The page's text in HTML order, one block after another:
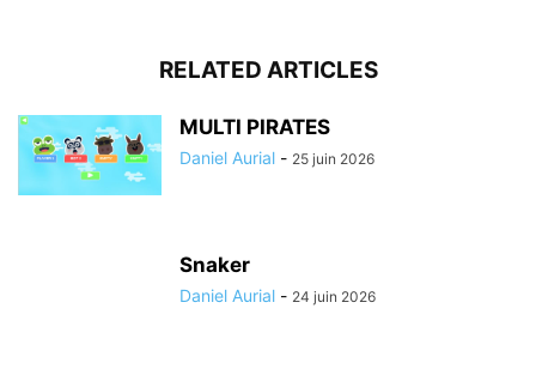
RELATED ARTICLES
MULTI PIRATES
Daniel Aurial - 25 juin 2026
Snaker
Daniel Aurial - 24 juin 2026